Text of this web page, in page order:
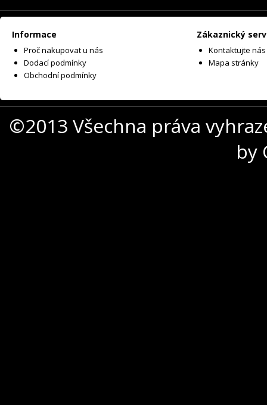
Informace
Proč nakupovat u nás
Dodací podmínky
Obchodní podmínky
Zákaznický
Kontaktujte nás
Mapa stránky
©2013 Všechna práva
by